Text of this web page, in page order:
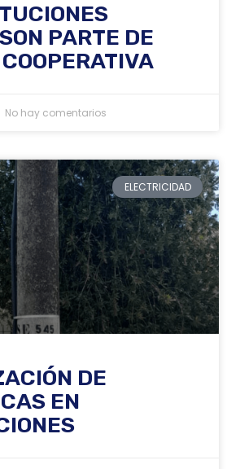
PARTE DE
No hay comentarios
ELECTRICIDAD
DE
EN